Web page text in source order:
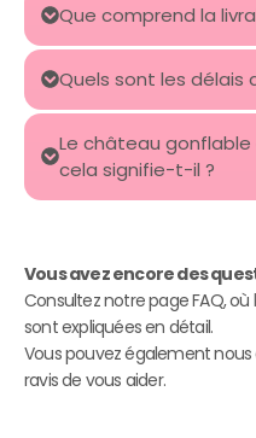
Que comprend la
Quels sont les délais
Le château
cela signifie-t-il ?
Vous avez encore des
Consultez notre page FAQ,
sont expliquées en détail.
Vous pouvez également
ravis de vous aider.